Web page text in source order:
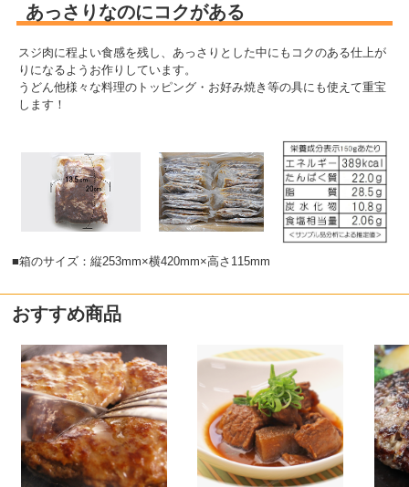
あっさりなのにコクがある
スジ肉に程よい食感を残し、あっさりとした中にもコクのある仕上が
りになるようお作りしています。
うどん他様々な料理のトッピング・お好み焼き等の具にも使えて重宝
します！
■箱のサイズ：縦253mm×横420mm×高さ115mm
おすすめ商品